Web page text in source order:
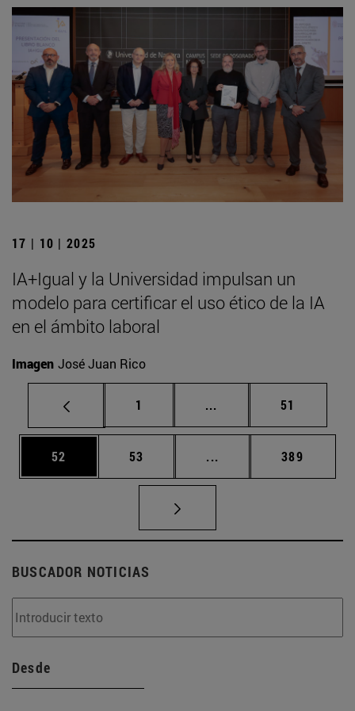
17 | 10 | 2025
IA+Igual y la Universidad impulsan un
modelo para certificar el uso ético de la IA
en el ámbito laboral
Imagen José Juan Rico
Página
1 ... Páginas intermedias
Página
51
Página
52 Página
53 ... Páginas intermedias
Página
389
BUSCADOR NOTICIAS
Desde